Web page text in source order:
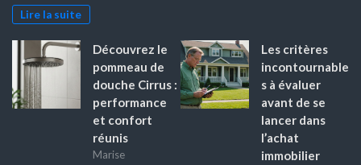
Lire la suite
Découvrez le
pommeau de
douche Cirrus :
performance
et confort
réunis
Marise
Les critères
incontournable
s à évaluer
avant de se
lancer dans
l’achat
immobilier